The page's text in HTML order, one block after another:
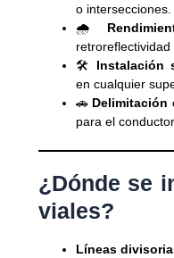
o intersecciones.
🌧️
retroreflectividad
🛠️ Instalación
en cualquier
🚗 Delimitación
para el
¿Dónde se
viales?
Líneas